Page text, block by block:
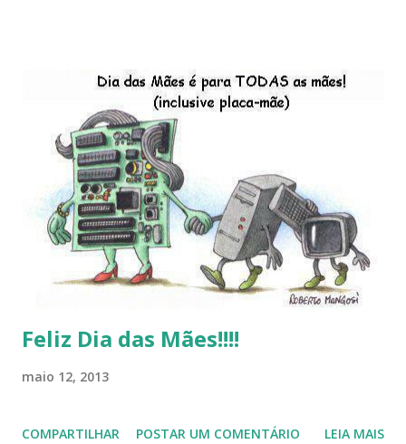
do LibreOffice , o IX Latinoware, a Microsoft boicotando o
Linux (como sempre), o lançamento do Windows 8 e a sua
baixa taxa de adesão pelos usuários, entre out ros. Gostaria
de desejar a todos Boas Festas e que em 2013 possamos
estar juntos novamente. Feliz Natal!!!! F eli z 2013 a todos!!!
Feliz Dia das Mães!!!!
maio 12, 2013
COMPARTILHAR POSTAR UM COMENTÁRIO LEIA MAIS